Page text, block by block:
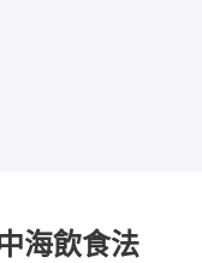
海飲食法